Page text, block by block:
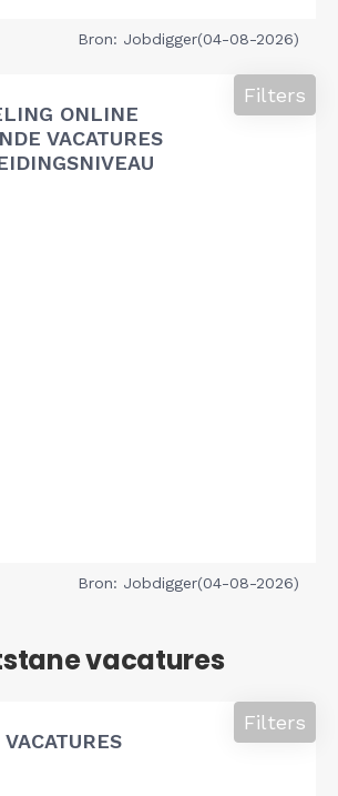
Bron: Jobdigger(04-08-2026)
ONLINE
VACATURES
Filters
Bron: Jobdigger(04-08-2026)
vacatures
Filters